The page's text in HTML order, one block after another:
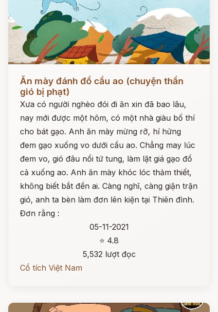
Đọc ngay
Ăn mày đánh đổ cầu ao (chuyện thần
gió bị phạt)
Xưa có người nghèo đói đi ăn xin đã bao lâu,
nay mới được một hôm, có một nhà giàu bố thí
cho bát gạo. Anh ăn mày mừng rỡ, hí hửng
đem gạo xuống vo dưới cầu ao. Chẳng may lúc
đem vo, gió đâu nổi tứ tung, làm lật giá gạo đổ
cả xuống ao. Anh ăn mày khóc lóc thảm thiết,
không biết bắt đền ai. Càng nghĩ, càng giận trận
gió, anh ta bèn làm đơn lên kiện tại Thiên đình.
Đơn rằng :
05-11-2021
⭐ 4.8
5,532 lượt đọc
Cổ tích Việt Nam